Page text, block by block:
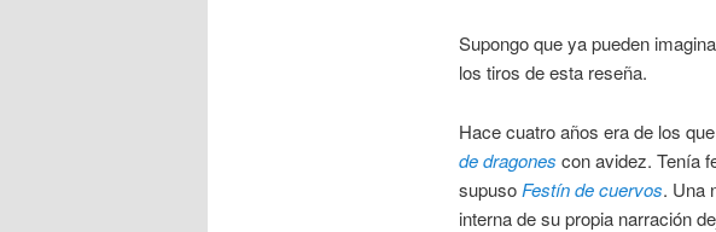
Supongo que ya pueden
los tiros de esta reseña.
Hace cuatro años era de los
de dragones con avidez. Tenía
supuso Festín de cuervos. Una
interna de su propia narración